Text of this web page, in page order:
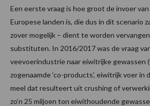
Een eerste vraag is hoe groot de invoer
Europese landen is, die dus in dit scenario
zover mogelijk – dient te worden
substituten. In 2016/2017 was de vraag
veevoerindustrie naar eiwitrijke gewassen
zogenaamde ‘co-products’, eiwitrijk voer in
meel dat resulteert uit crushing of
zo’n 25 miljoen ton eiwithoudende